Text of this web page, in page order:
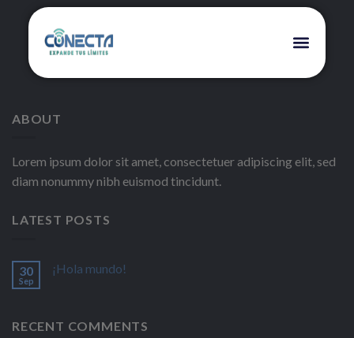
ABOUT
Lorem ipsum dolor sit amet, consectetuer adipiscing elit, sed
diam nonummy nibh euismod tincidunt.
LATEST POSTS
30
Sep
¡Hola mundo!
RECENT COMMENTS